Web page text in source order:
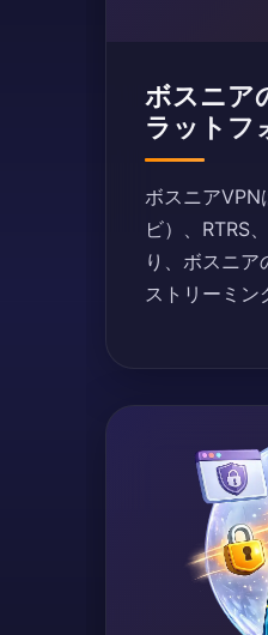
ボスニア
ラットフ
ボスニアVPN
ビ）、RTRS
り、ボスニ
ストリーミン